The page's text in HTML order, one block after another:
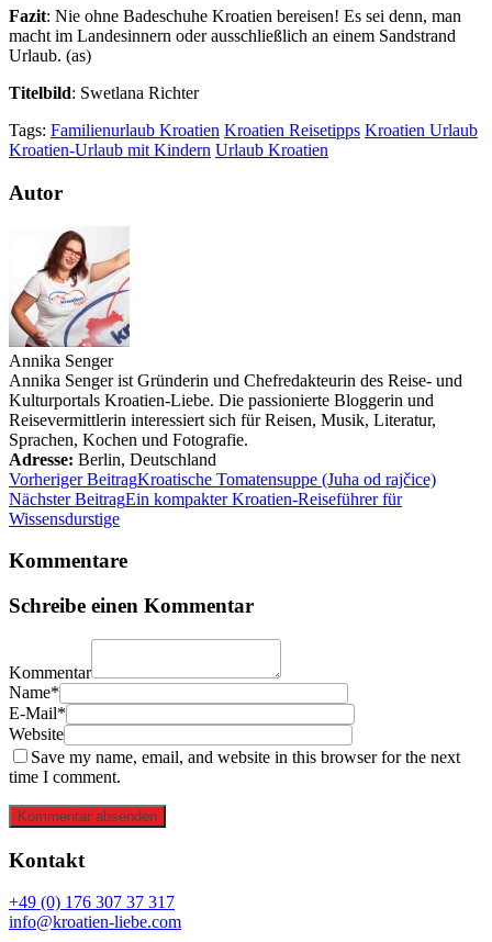
Fazit: Nie ohne Badeschuhe Kroatien bereisen! Es sei denn, man
macht im Landesinnern oder ausschließlich an einem Sandstrand
Urlaub. (as)
Titelbild: Swetlana Richter
Tags: Familienurlaub Kroatien Kroatien Reisetipps Kroatien Urlaub
Kroatien-Urlaub mit Kindern Urlaub Kroatien
Autor
Annika Senger
Annika Senger ist Gründerin und Chefredakteurin des Reise- und
Kulturportals Kroatien-Liebe. Die passionierte Bloggerin und
Reisevermittlerin interessiert sich für Reisen, Musik, Literatur,
Sprachen, Kochen und Fotografie.
Adresse: Berlin, Deutschland
Vorheriger BeitragKroatische Tomatensuppe (Juha od rajčice)
Nächster BeitragEin kompakter Kroatien-Reiseführer für
Wissensdurstige
Kommentare
Schreibe einen Kommentar
Kommentar
Name*
E-Mail*
Website
Save my name, email, and website in this browser for the next
time I comment.
Kommentar absenden
Kontakt
+49 (0) 176 307 37 317
info@kroatien-liebe.com